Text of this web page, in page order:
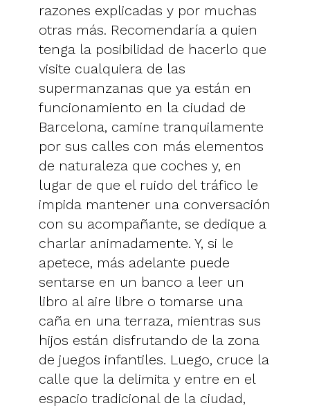
razones explicadas y por muchas
otras más. Recomendaría a quien
tenga la posibilidad de hacerlo que
visite cualquiera de las
supermanzanas que ya están en
funcionamiento en la ciudad de
Barcelona, camine tranquilamente
por sus calles con más elementos
de naturaleza que coches y, en
lugar de que el ruido del tráfico le
impida mantener una conversación
con su acompañante, se dedique a
charlar animadamente. Y, si le
apetece, más adelante puede
sentarse en un banco a leer un
libro al aire libre o tomarse una
caña en una terraza, mientras sus
hijos están disfrutando de la zona
de juegos infantiles. Luego, cruce la
calle que la delimita y entre en el
espacio tradicional de la ciudad,